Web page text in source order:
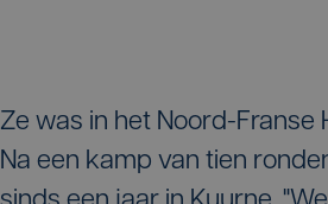
Ze was in het Noord-Franse
Na een kamp van tien